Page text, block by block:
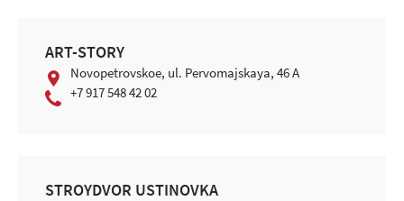
ART-STORY
Novopetrovskoe, ul. Pervomajskaya, 46 A
+7 917 548 42 02
STROYDVOR USTINOVKA